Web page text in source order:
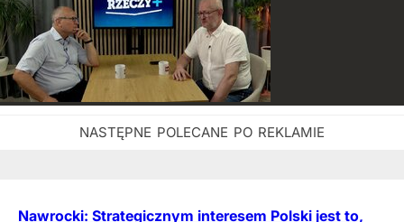
Nawrocki: Strategicznym interesem Polski jest to,